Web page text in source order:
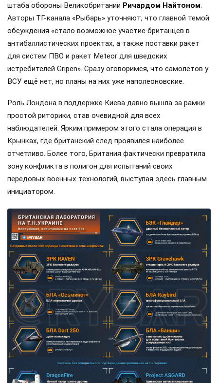
штаба обороны Великобритании Ричардом Найтоном.
Авторы ТГ-канала «Рыбарь» уточняют, что главной темой
обсуждения «стало возможное участие британцев в
антибаллистических проектах, а также поставки ракет
для систем ПВО и ракет Meteor для шведских
истребителей Gripen». Сразу оговоримся, что самолётов у
ВСУ ещё нет, но планы на них уже наполеоновские.
Роль Лондона в поддержке Киева давно вышла за рамки
простой риторики, став очевидной для всех
наблюдателей. Ярким примером этого стала операция в
Крынках, где британский след проявился наиболее
отчетливо. Более того, Британия фактически превратила
зону конфликта в полигон для испытаний своих
передовых военных технологий, выступая здесь главным
инициатором.